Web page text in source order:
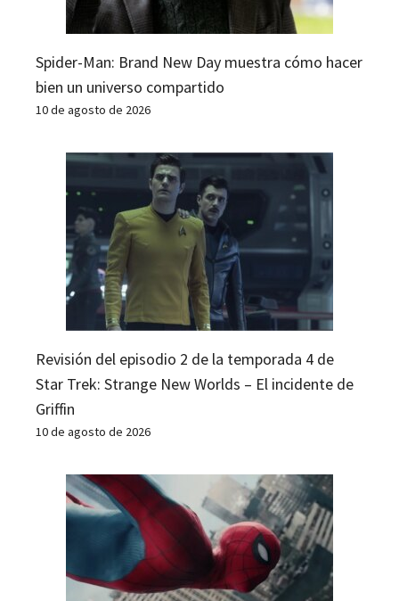
Spider-Man: Brand New Day muestra cómo hacer
bien un universo compartido
10 de agosto de 2026
Revisión del episodio 2 de la temporada 4 de
Star Trek: Strange New Worlds – El incidente de
Griffin
10 de agosto de 2026